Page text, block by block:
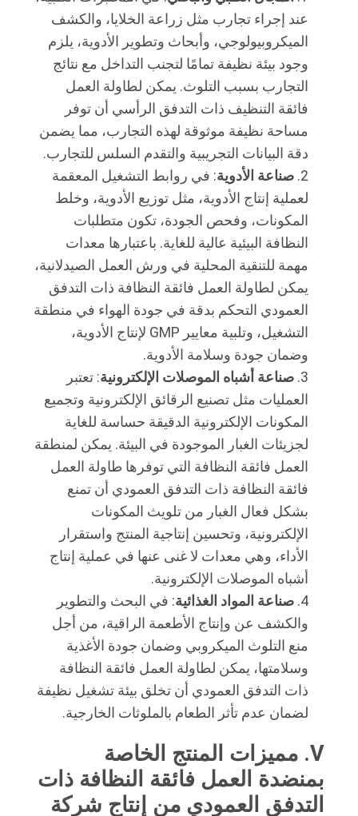
عند إجراء تجارب مثل زراعة الخلايا، والكشف
الميكروبيولوجي، وأبحاث وتطوير الأدوية، يلزم
وجود بيئة نظيفة تمامًا لتجنب التداخل مع نتائج
التجارب بسبب التلوث. يمكن لطاولة العمل
فائقة التنظيف ذات التدفق الرأسي أن توفر
مساحة نظيفة موثوقة لهذه التجارب، مما يضمن
دقة البيانات التجريبية والتقدم السلس للتجارب.
صناعة الأدوية: في روابط التشغيل المعقمة
لعملية إنتاج الأدوية، مثل توزيع الأدوية، وخلط
المكونات، وفحص الجودة، تكون متطلبات
النظافة البيئية عالية للغاية. باعتبارها معدات
مهمة للتنقية المحلية في ورش العمل الصيدلانية،
يمكن لطاولة العمل فائقة النظافة ذات التدفق
العمودي التحكم بدقة في جودة الهواء في منطقة
التشغيل، وتلبية معايير GMP لإنتاج الأدوية،
وضمان جودة وسلامة الأدوية.
صناعة أشباه الموصلات الإلكترونية: تعتبر
العمليات مثل تصنيع الرقائق الإلكترونية وتجميع
المكونات الإلكترونية الدقيقة حساسة للغاية
لجزيئات الغبار الموجودة في البيئة. يمكن لمنطقة
العمل فائقة النظافة التي توفرها طاولة العمل
فائقة النظافة ذات التدفق العمودي أن تمنع
بشكل فعال الغبار من تلويث المكونات
الإلكترونية، وتحسين إنتاجية المنتج واستقرار
الأداء، وهي معدات لا غنى عنها في عملية إنتاج
أشباه الموصلات الإلكترونية.
صناعة المواد الغذائية: في البحث والتطوير
والكشف عن وإنتاج الأطعمة الراقية، من أجل
منع التلوث الميكروبي وضمان جودة الأغذية
وسلامتها، يمكن لطاولة العمل فائقة النظافة
ذات التدفق العمودي أن تخلق بيئة تشغيل نظيفة
لضمان عدم تأثر الطعام بالملوثات الخارجية.